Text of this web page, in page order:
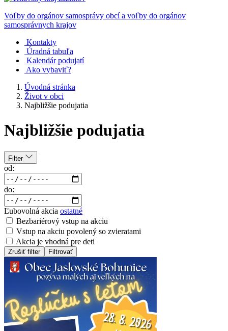
Voľby do orgánov samosprávy obcí a voľby do orgánov
samosprávnych krajov
Kontakty
Úradná tabuľa
Kalendár podujatí
Ako vybaviť?
Úvodná stránka
Život v obci
Najbližšie podujatia
Najbližšie podujatia
Filter
od:
do:
Ľubovolná akcia ostatné
Bezbariérový vstup na akciu
Vstup na akciu povolený so zvieratami
Akcia je vhodná pre deti
Zrušiť filter Filtrovať